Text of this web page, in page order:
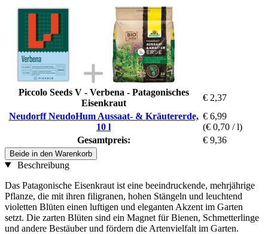
Piccolo Seeds V - Verbena - Patagonisches
Eisenkraut
€ 2,37
Neudorff NeudoHum Aussaat- & Kräutererde,
10 l
€ 6,99
(€ 0,70 / l)
Gesamtpreis:
€ 9,36
Beide in den Warenkorb
Beschreibung
Das Patagonische Eisenkraut ist eine beeindruckende, mehrjährige
Pflanze, die mit ihren filigranen, hohen Stängeln und leuchtend
violetten Blüten einen luftigen und eleganten Akzent im Garten
setzt. Die zarten Blüten sind ein Magnet für Bienen, Schmetterlinge
und andere Bestäuber und fördern die Artenvielfalt im Garten.